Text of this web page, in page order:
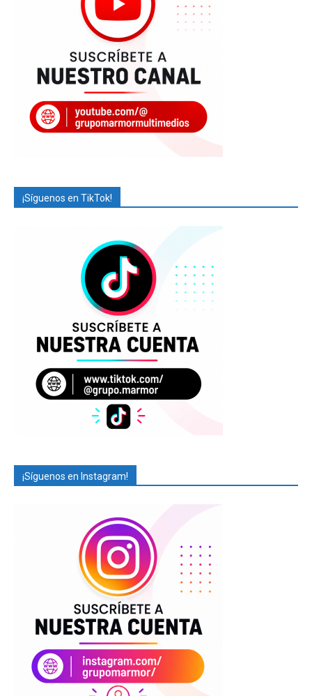
¡Síguenos en TikTok!
¡Síguenos en Instagram!